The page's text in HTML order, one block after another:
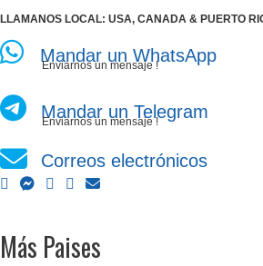
LLAMANOS LOCAL: USA, CANADA & PUERTO
Mandar un WhatsApp
Enviarnos un mensaje !
Mandar un Telegram
Enviarnos un mensaje !
Correos electrónicos
Más Paises